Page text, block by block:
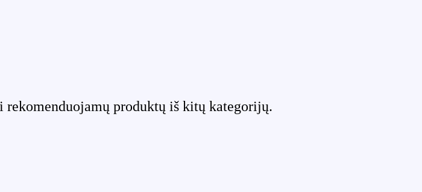
rekomenduojamų produktų iš kitų kategorijų.